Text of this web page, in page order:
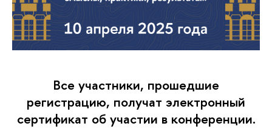
Все участники, прошедшие
регистрацию, получат электронный
сертификат об участии в конференции.